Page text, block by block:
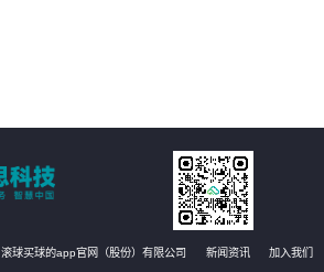
滚球买球的app官网（股份）有限公司 新闻资讯 加入我们